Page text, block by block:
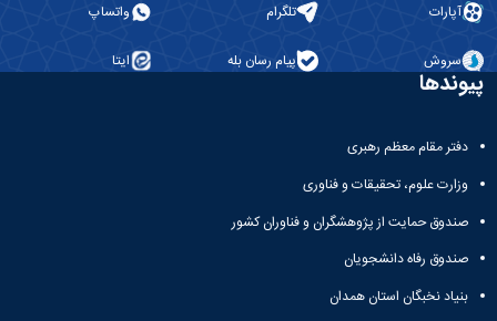
آپارات تلگرام واتساپ
سروش پیام رسان بله ایتا
پیوندها
دفتر مقام معظم رهبری
وزارت علوم، تحقیقات و فناوری
صندوق حمایت از پژوهشگران و فناوران کشور
صندوق رفاه دانشجویان
بنیاد نخبگان استان همدان